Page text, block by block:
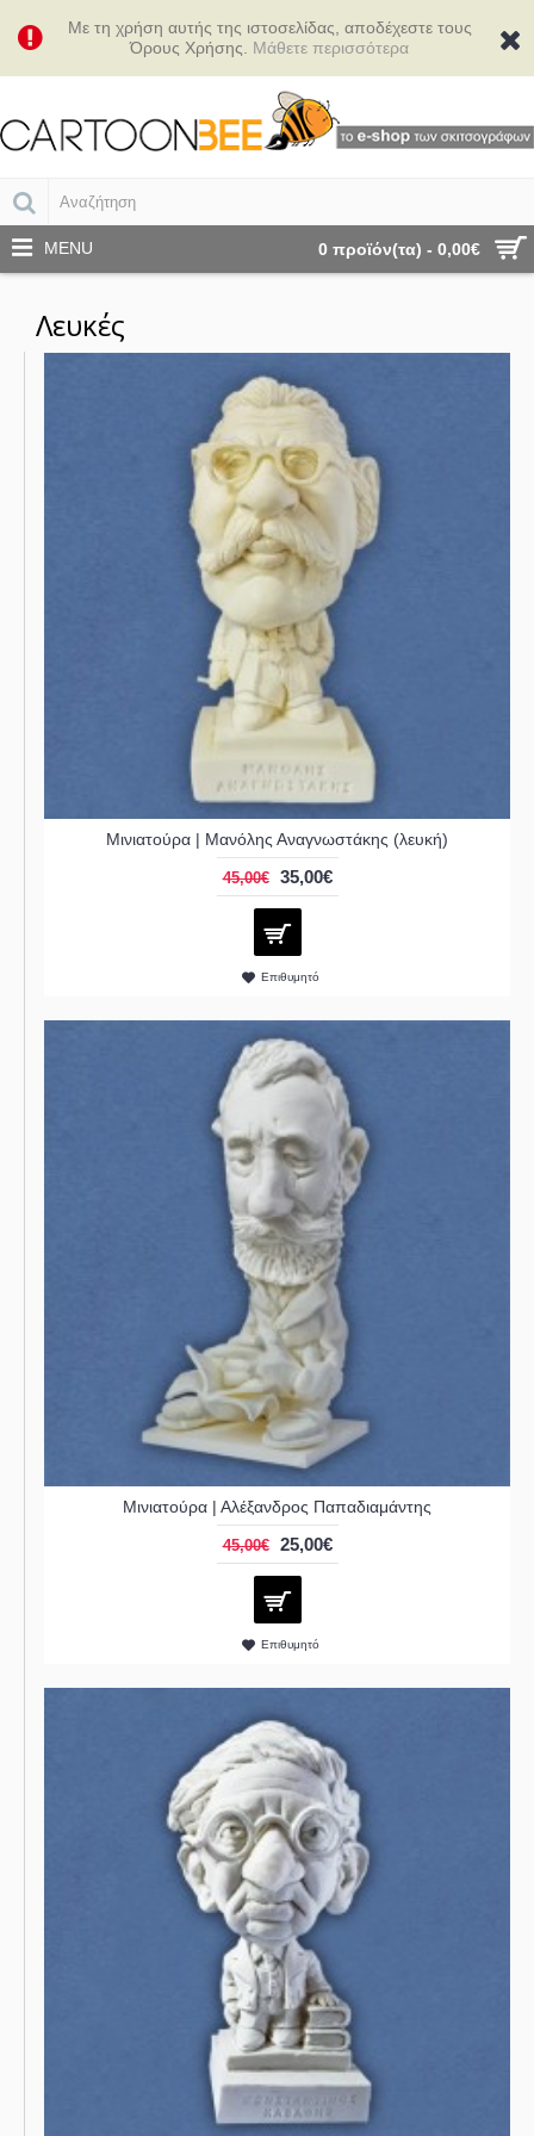
Με τη χρήση αυτής της ιστοσελίδας, αποδέχεστε τους
Όρους Χρήσης. Μάθετε περισσότερα
0 προϊόν(τα) - 0,00€
MENU
Λευκές
Μινιατούρα | Μανόλης Αναγνωστάκης (λευκή)
45,00€ 35,00€
Επιθυμητό
Μινιατούρα | Αλέξανδρος Παπαδιαμάντης
45,00€ 25,00€
Επιθυμητό